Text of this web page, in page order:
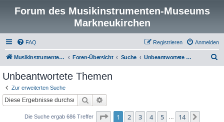
Forum des Musikinstrumenten-Museums
Markneukirchen
FAQ Anmelden
Registrieren
Musikinstrumenten-Museum Foren-Übersicht Suche Unbeantwortete Themen
Unbeantwortete Themen
Zur erweiterten Suche
Suche
Die Suche ergab 686 Treffer Seite 1von 14
1 2 3 4 5 14